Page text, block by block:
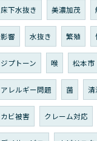
床下水抜き 美濃加茂
影響 水抜き 繁殖
ジプトーン 喉 松本市
アレルギー問題 菌 清
カビ被害 クレーム対応